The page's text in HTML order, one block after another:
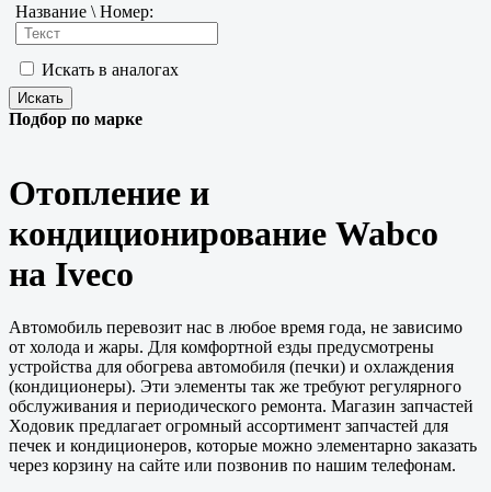
Название \ Номер:
Искать в аналогах
Подбор по марке
Отопление и
кондиционирование Wabco
на Iveco
Автомобиль перевозит нас в любое время года, не зависимо
от холода и жары. Для комфортной езды предусмотрены
устройства для обогрева автомобиля (печки) и охлаждения
(кондиционеры). Эти элементы так же требуют регулярного
обслуживания и периодического ремонта. Магазин запчастей
Ходовик предлагает огромный ассортимент запчастей для
печек и кондиционеров, которые можно элементарно заказать
через корзину на сайте или позвонив по нашим телефонам.